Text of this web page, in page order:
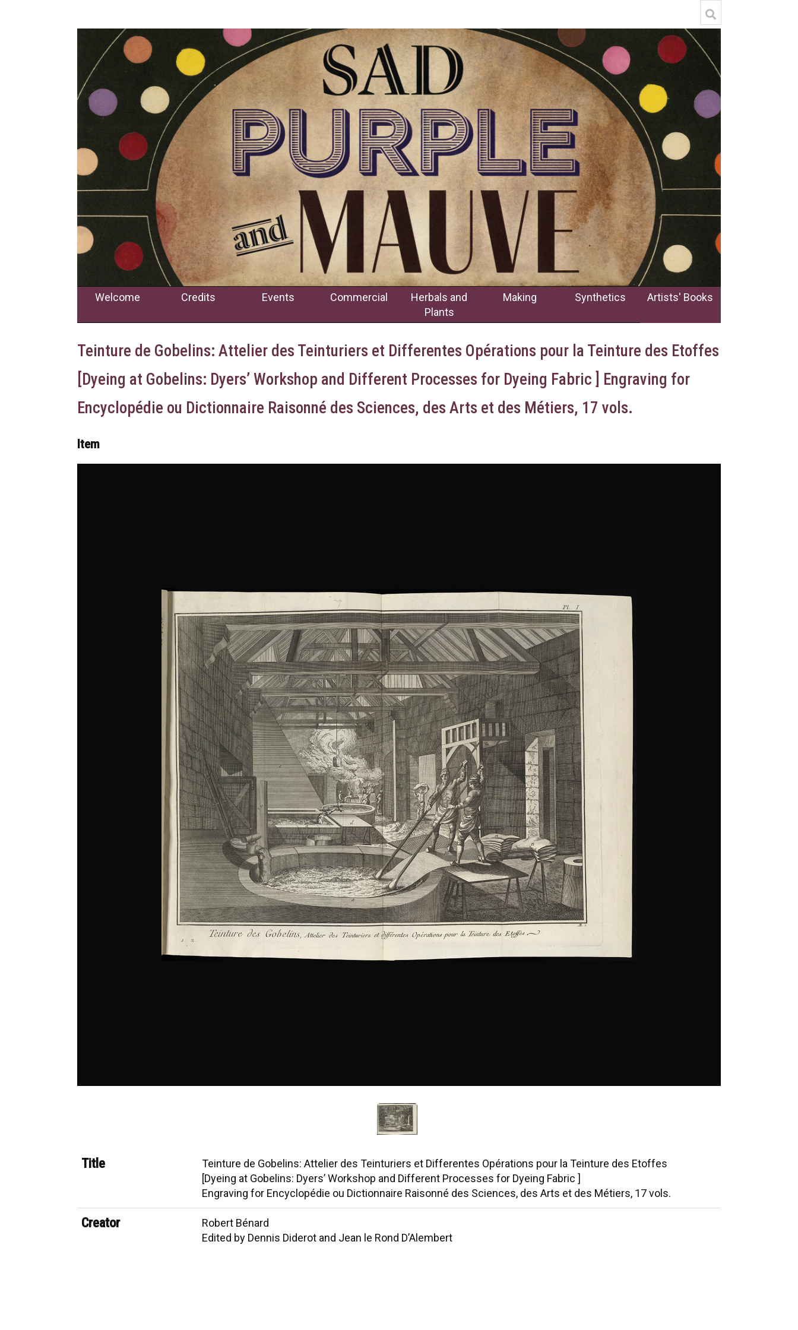
Welcome Credits Events Commercial
Herbals and
Plants
Making Synthetics Artists' Books
Teinture de Gobelins: Attelier des Teinturiers et Differentes Opérations pour la Teinture des Etoffes
[Dyeing at Gobelins: Dyers’ Workshop and Different Processes for Dyeing Fabric ] Engraving for
Encyclopédie ou Dictionnaire Raisonné des Sciences, des Arts et des Métiers, 17 vols.
Item
Title
Teinture de Gobelins: Attelier des Teinturiers et Differentes Opérations pour la Teinture des Etoffes
[Dyeing at Gobelins: Dyers’ Workshop and Different Processes for Dyeing Fabric ]
Engraving for Encyclopédie ou Dictionnaire Raisonné des Sciences, des Arts et des Métiers, 17 vols.
Creator
Robert Bénard
Edited by Dennis Diderot and Jean le Rond D’Alembert